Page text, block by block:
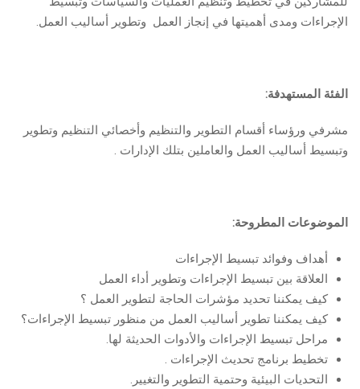
الإجراءات ومدى أهميتها في إنجاز العمل وتطوير أساليب العمل.
الفئة المستهدفة:
مشرفي ورؤساء أقسام التطوير والتنظيم وأخصائي التنظيم وتطوير
وتبسيط أساليب العمل والعاملين بتلك الإدارات .
الموضوعات المطروحة:
أهداف وفوائد تبسيط الإجراءات
العلاقة بين تبسيط الإجراءات وتطوير أداء العمل
كيف يمكننا تحديد مؤشرات الحاجة لتطوير العمل ؟
كيف يمكننا تطوير أساليب العمل من منظور تبسيط الإجراءات؟
مراحل تبسيط الإجراءات والأدوات الحديثة لها.
تخطيط برنامج تحديث الإجراءات .
التحديات البيئية وحتمية التطوير والتغيير.